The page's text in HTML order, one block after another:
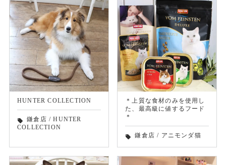
HUNTER COLLECTION
local_offer 鎌倉店 /HUNTER
COLLECTION
＊上質な食材のみを使用し
た、最高級に値するフード
＊
local_offer 鎌倉店 / アニモンダ猫